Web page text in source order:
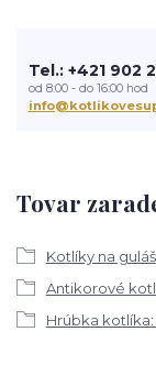
Tovar
Kotlíky na guláš
Antikorové
Hrúbka
Tel.: +421 902
od 8:00 - do 16:00 hod